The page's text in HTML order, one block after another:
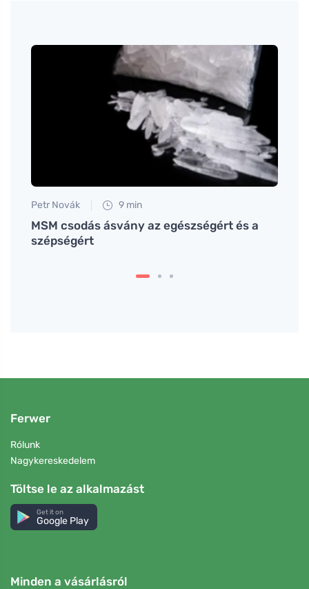
Petr Novák 9 min
MSM csodás ásvány az egészségért és a
szépségért
Ferwer
Rólunk
Nagykereskedelem
Töltse le az alkalmazást
Get it on
Google Play
Minden a vásárlásról